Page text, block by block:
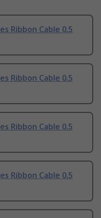
Ribbon Cable 0.5
Ribbon Cable 0.5
Ribbon Cable 0.5
Ribbon Cable 0.5